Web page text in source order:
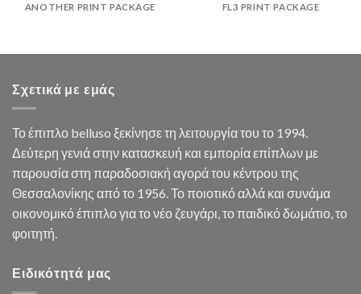
ANOTHER PRINT PACKAGE FL3 PRINT PACKAGE
Σχετικά με εμάς
Το έπιπλο belluso ξεκίνησε τη λειτουργία του το 1994.
Δεύτερη γενιά στην κατασκευή και εμπορία επίπλων με
παρουσία στη παραδοσιακή αγορά του κέντρου της
Θεσσαλονίκης από το 1956. Το ποιοτικό αλλά και συνάμα
οικονομικό έπιπλο για το νέο ζευγάρι, το παιδικό δωμάτιο, το
φοιτητή.
Ειδικότητά μας